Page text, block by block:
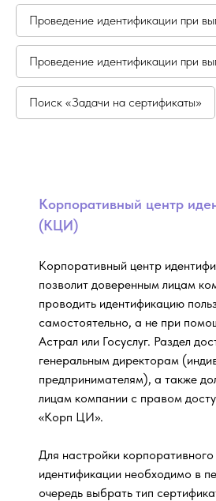
Проведение идентификации при
Проведение идентификации при
Поиск «Задачи на сертификаты»
Корпоративный центр
(КЦИ)
Корпоративный центр
позволит доверенным лицам
проводить идентификацию
самостоятельно, а не при
Астрал или Госуслуг. Раздел
генеральным директорам
предпринимателям), а также
лицам компании с правом
«Корп ЦИ».
Для настройки корпоративного
идентификации необходимо в
очередь выбрать тип